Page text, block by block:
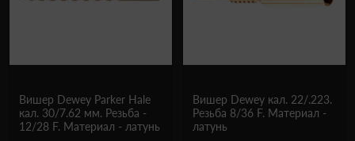
Вишер Dewey Parker Hale
кал. 30/7.62 мм. Резьба -
12/28 F. Материал - латунь
Вишер Dewey кал. 22/.223.
Резьба 8/36 F. Материал -
латунь